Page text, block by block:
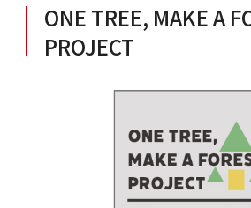
ONE TREE, MAKE A
PROJECT